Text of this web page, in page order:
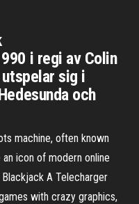
i regi av Colin
sig i
och
machine, often known
icon of modern online
A Telecharger
with crazy graphics,